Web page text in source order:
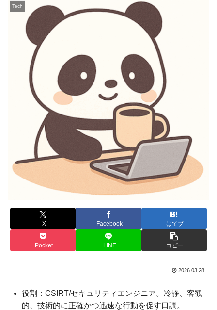
Tech
X Facebook はてブ
Pocket LINE コピー
2026.03.28
役割：CSIRT/セキュリティエンジニア。冷静、客観
的、技術的に正確かつ迅速な行動を促す口調。